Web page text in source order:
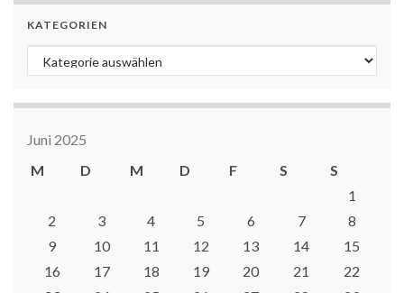
KATEGORIEN
Kategorien
Juni 2025
M
D M D F S
S
1
2
3 4 5 6 7
8
9
10 11 12 13 14
15
16
17 18 19 20 21
22